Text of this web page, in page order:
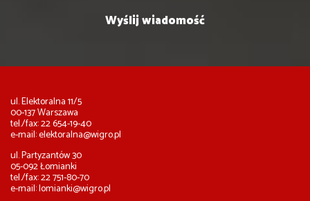
ul. Elektoralna 11/5
00-137 Warszawa
tel./fax: 22 654-19-40
e-mail:elektoralna@wigro.pl
ul. Partyzantów 30
05-092 Łomianki
tel./fax: 22 751-80-70
e-mail:lomianki@wigro.pl